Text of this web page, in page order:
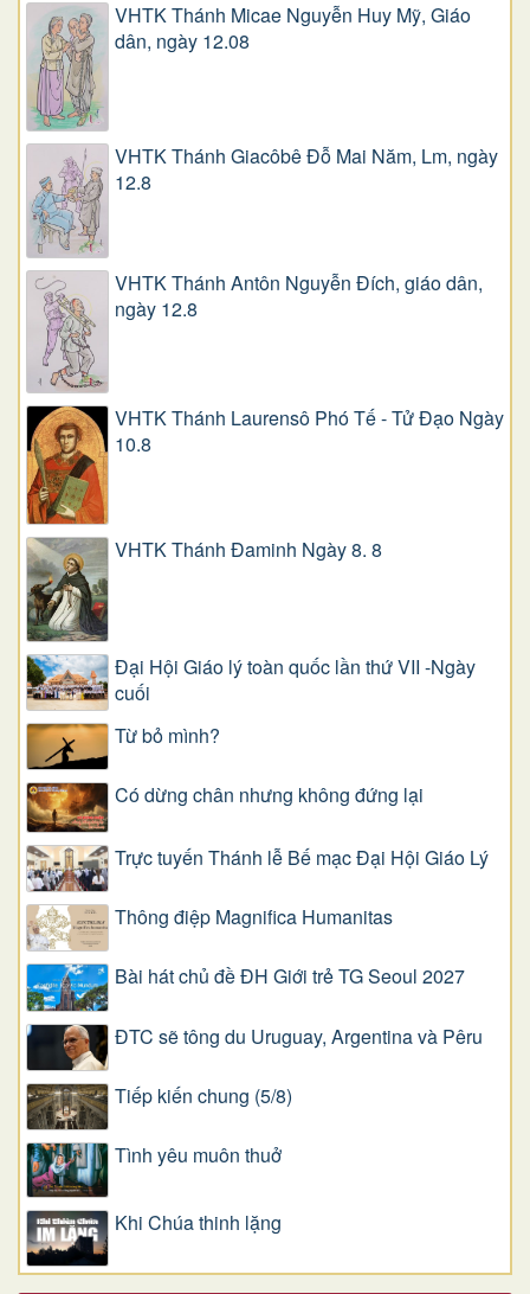
VHTK Thánh Micae Nguyễn Huy Mỹ, Giáo
dân, ngày 12.08
VHTK Thánh Giacôbê Ðỗ Mai Năm, Lm, ngày
12.8
VHTK Thánh Antôn Nguyễn Ðích, giáo dân,
ngày 12.8
VHTK Thánh Laurensô Phó Tế - Tử Đạo Ngày
10.8
VHTK Thánh Đaminh Ngày 8. 8
Đại Hội Giáo lý toàn quốc lần thứ VII -Ngày
cuối
Từ bỏ mình?
Có dừng chân nhưng không đứng lại
Trực tuyến Thánh lễ Bế mạc Đại Hội Giáo Lý
Thông điệp Magnifica Humanitas
Bài hát chủ đề ĐH Giới trẻ TG Seoul 2027
ĐTC sẽ tông du Uruguay, Argentina và Pêru
Tiếp kiến chung (5/8)
Tình yêu muôn thuở
Khi Chúa thinh lặng